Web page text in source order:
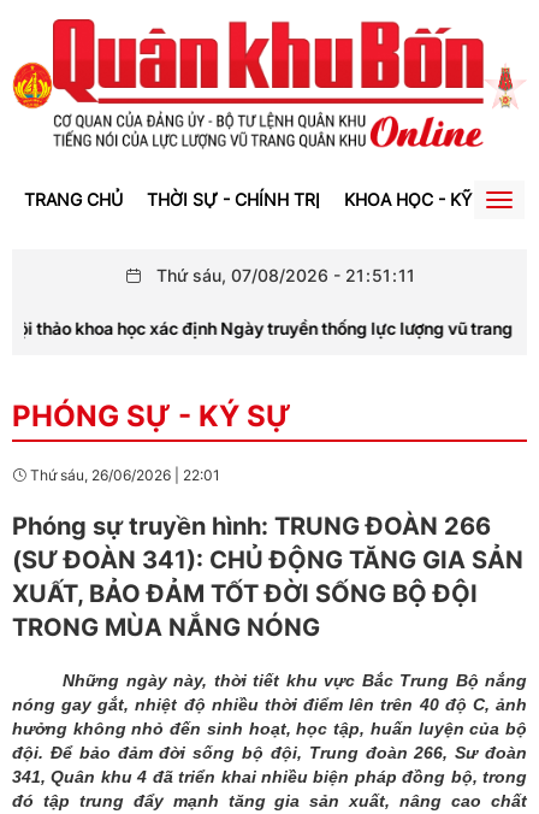
TRANG CHỦ THỜI SỰ - CHÍNH TRỊ KHOA HỌC - KỸ THUẬT
Thứ sáu, 07/08/2026 - 21 :51 :11
thảo khoa học xác định Ngày truyền thống lực lượng vũ trang tỉnh
PHÓNG SỰ - KÝ SỰ
Thứ sáu, 26/06/2026 22:01
Phóng sự truyền hình: TRUNG ĐOÀN 266
(SƯ ĐOÀN 341): CHỦ ĐỘNG TĂNG GIA SẢN
XUẤT, BẢO ĐẢM TỐT ĐỜI SỐNG BỘ ĐỘI
TRONG MÙA NẮNG NÓNG
Những ngày này, thời tiết khu vực Bắc Trung Bộ nắng
nóng gay gắt, nhiệt độ nhiều thời điểm lên trên 40 độ C, ảnh
hưởng không nhỏ đến sinh hoạt, học tập, huấn luyện của bộ
đội. Để bảo đảm đời sống bộ đội, Trung đoàn 266, Sư đoàn
341, Quân khu 4 đã triển khai nhiều biện pháp đồng bộ, trong
đó tập trung đẩy mạnh tăng gia sản xuất, nâng cao chất